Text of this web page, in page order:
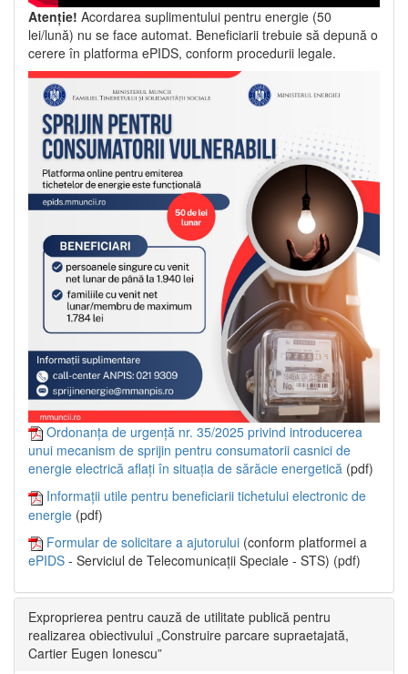
Atenție! Acordarea suplimentului pentru energie (50
lei/lună) nu se face automat. Beneficiarii trebuie să depună o
cerere în platforma ePIDS, conform procedurii legale.
Ordonanța de urgență nr. 35/2025 privind introducerea
unui mecanism de sprijin pentru consumatorii casnici de
energie electrică aflați în situația de sărăcie energetică (pdf)
Informații utile pentru beneficiarii tichetului electronic de
energie (pdf)
Formular de solicitare a ajutorului (conform platformei a
ePIDS - Serviciul de Telecomunicații Speciale - STS) (pdf)
Exproprierea pentru cauză de utilitate publică pentru
realizarea obiectivului „Construire parcare supraetajată,
Cartier Eugen Ionescu”